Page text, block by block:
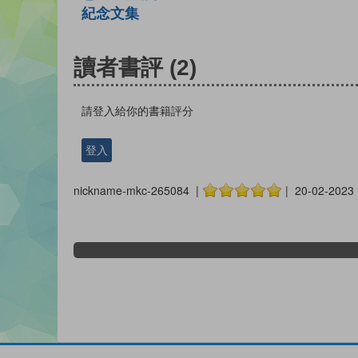
紀念文集
讀者書評 (2)
請登入給你的書籍評分
登入
nickname-mkc-265084 | | 20-02-2023